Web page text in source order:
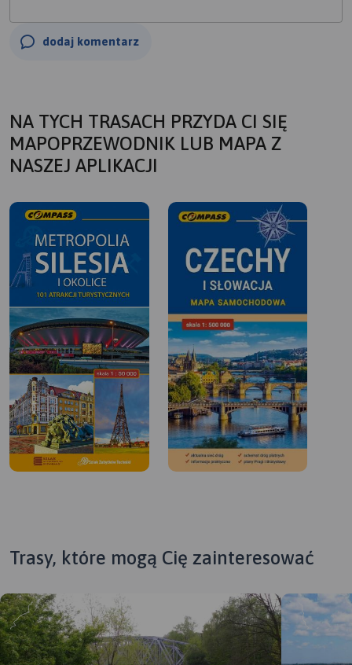
dodaj komentarz
NA TYCH TRASACH PRZYDA CI SIĘ
MAPOPRZEWODNIK LUB MAPA Z
NASZEJ APLIKACJI
Trasy, które mogą Cię zainteresować